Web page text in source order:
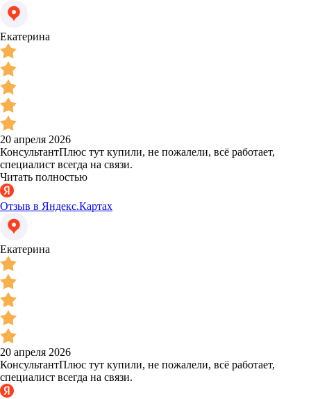
Екатерина
20 апреля 2026
КонсультантПлюс тут купили, не пожалели, всё работает,
специалист всегда на связи.
Читать полностью
Отзыв в Яндекс.Картах
Екатерина
20 апреля 2026
КонсультантПлюс тут купили, не пожалели, всё работает,
специалист всегда на связи.